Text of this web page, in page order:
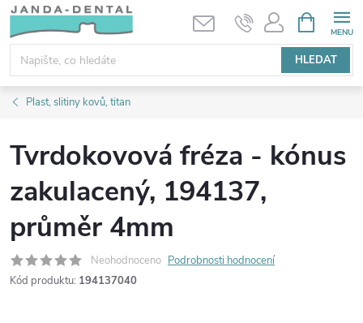
Přejít
obsah
HLEDAT
NÁKUPNÍ
KOŠÍK
Plast, slitiny kovů, titan
Tvrdokovová fréza - kónus
zakulacený, 194137,
průměr 4mm
Neohodnoceno Podrobnosti hodnocení
Kód produktu: 194137040